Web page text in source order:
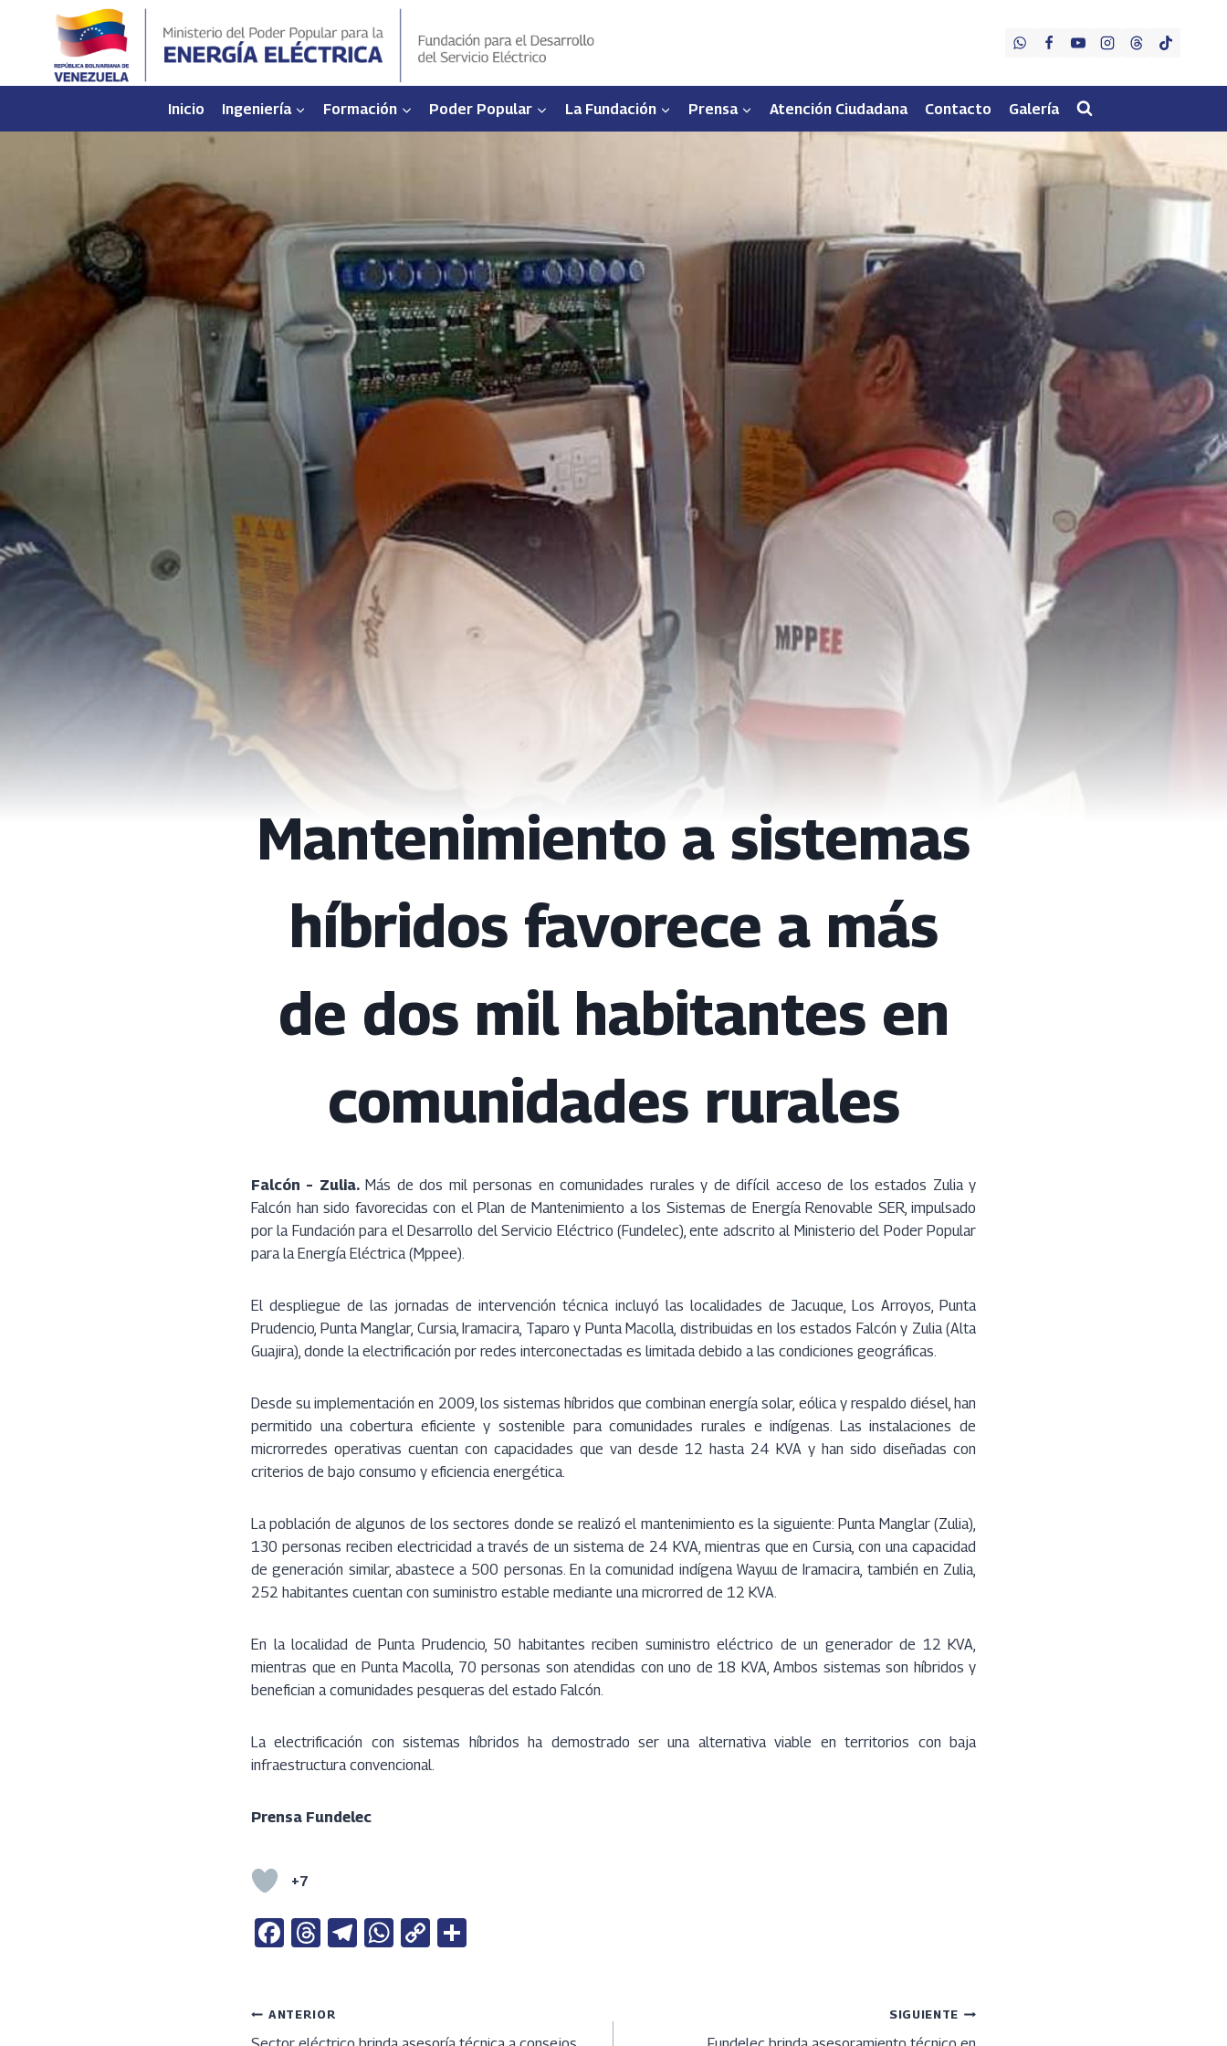
contenido
Inicio Ingeniería Formación Poder Popular La Fundación Prensa Atención Ciudadana Contacto Galería
Mantenimiento a sistemas
híbridos favorece a más
de dos mil habitantes en
comunidades rurales
Falcón – Zulia.Más de dos mil personas en comunidades rurales y de difícil acceso de los estados Zulia y
Falcón han sido favorecidas con el Plan de Mantenimiento a los Sistemas de Energía Renovable SER, impulsado
por la Fundación para el Desarrollo del Servicio Eléctrico (Fundelec), ente adscrito al Ministerio del Poder Popular
para la Energía Eléctrica (Mppee).
El despliegue de las jornadas de intervención técnica incluyó las localidades de Jacuque, Los Arroyos, Punta
Prudencio, Punta Manglar, Cursia, Iramacira, Taparo y Punta Macolla, distribuidas en los estados Falcón y Zulia (Alta
Guajira), donde la electrificación por redes interconectadas es limitada debido a las condiciones geográficas.
Desde su implementación en 2009, los sistemas híbridos que combinan energía solar, eólica y respaldo diésel, han
permitido una cobertura eficiente y sostenible para comunidades rurales e indígenas. Las instalaciones de
microrredes operativas cuentan con capacidades que van desde 12 hasta 24 KVA y han sido diseñadas con
criterios de bajo consumo y eficiencia energética.
La población de algunos de los sectores donde se realizó el mantenimiento es la siguiente: Punta Manglar (Zulia),
130 personas reciben electricidad a través de un sistema de 24 KVA, mientras que en Cursia, con una capacidad
de generación similar, abastece a 500 personas. En la comunidad indígena Wayuu de Iramacira, también en Zulia,
252 habitantes cuentan con suministro estable mediante una microrred de 12 KVA.
En la localidad de Punta Prudencio, 50 habitantes reciben suministro eléctrico de un generador de 12 KVA,
mientras que en Punta Macolla, 70 personas son atendidas con uno de 18 KVA, Ambos sistemas son híbridos y
benefician a comunidades pesqueras del estado Falcón.
La electrificación con sistemas híbridos ha demostrado ser una alternativa viable en territorios con baja
infraestructura convencional.
Prensa Fundelec
+7
Fa
o
T
a
Te W
C
Navegación
ANTERIOR SIGUIENTE